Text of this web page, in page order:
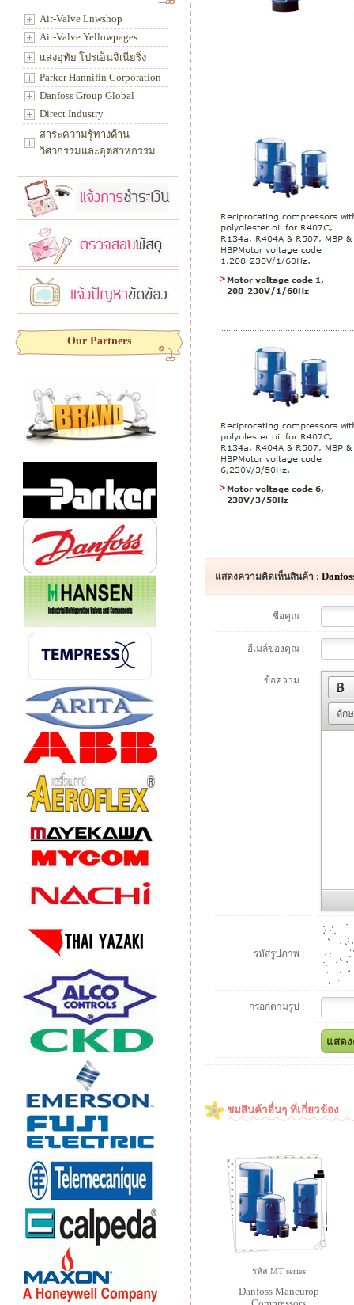
Air-Valve Lnwshop
Air-Valve Yellowpages
แสงอุทัย โปรเอ็นจิเนียริ่ง
Parker Hannifin Corporation
Danfoss Group Global
Direct Industry
สาระความรู้ทางด้าน
วิศวกรรมและอุตสาหกรรม
Our Partners
แสดงความคิดเห็นสินค้า :
ชื่อคุณ :
อีเมล์ของคุณ :
ข้อความ :
ลัก
รหัสรูปภาพ :
กรอกตามรูป :
ชมสินค้าอื่นๆ ที่เกี่ยวข้อง
รหัส MT series
Danfoss Maneurop